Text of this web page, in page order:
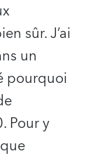
sûr. J’ai
un
pourquoi
Pour y